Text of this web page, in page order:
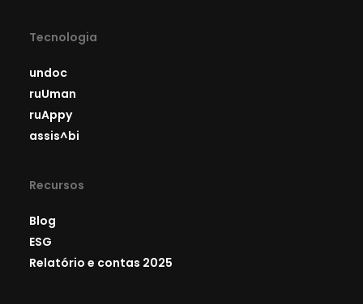
Tecnologia
undoc
ruUman
ruAppy
assis^bi
Recursos
Blog
ESG
Relatório e contas 2025